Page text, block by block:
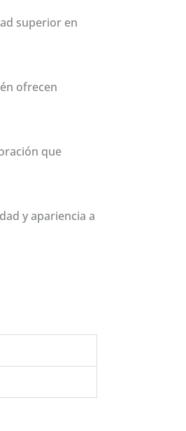
superior en
ofrecen
que
y apariencia a